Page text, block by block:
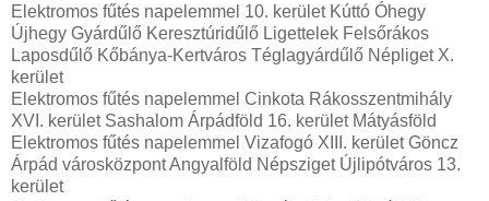
Elektromos fűtés napelemmel 10. kerület Kúttó Óhegy
Újhegy Gyárdűlő Keresztúridűlő Ligettelek Felsőrákos
Laposdűlő Kőbánya-Kertváros Téglagyárdűlő Népliget X.
kerület
Elektromos fűtés napelemmel Cinkota Rákosszentmihály
XVI. kerület Sashalom Árpádföld 16. kerület Mátyásföld
Elektromos fűtés napelemmel Vizafogó XIII. kerület Göncz
Árpád városközpont Angyalföld Népsziget Újlipótváros 13.
kerület